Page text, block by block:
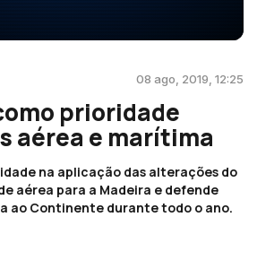
08 ago, 2019, 12:25
prioridade
aérea e marítima
na aplicação das alterações do
aérea para a Madeira e defende
ao Continente durante todo o ano.